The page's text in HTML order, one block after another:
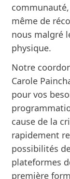
communauté,
même de
nous malgré
physique.
Notre
Carole
pour vos
cause de la
rapidement
possibilités
plateformes
première